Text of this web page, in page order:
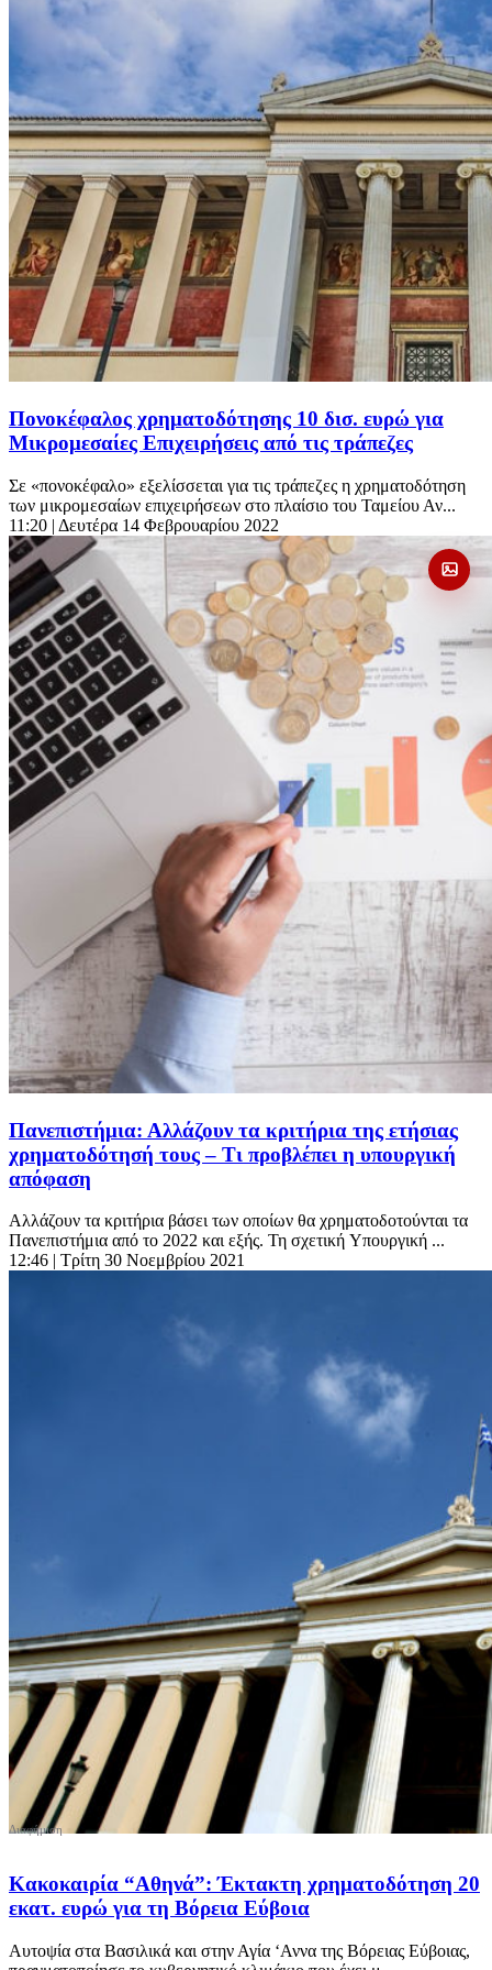
Πονοκέφαλος χρηματοδότησης 10 δισ. ευρώ για
Μικρομεσαίες Επιχειρήσεις από τις τράπεζες
Σε «πονοκέφαλο» εξελίσσεται για τις τράπεζες η χρηματοδότηση
των μικρομεσαίων επιχειρήσεων στο πλαίσιο του Ταμείου Αν...
11:20 | Δευτέρα 14 Φεβρουαρίου 2022
Πανεπιστήμια: Αλλάζουν τα κριτήρια της ετήσιας
χρηματοδότησή τους – Τι προβλέπει η υπουργική
απόφαση
Αλλάζουν τα κριτήρια βάσει των οποίων θα χρηματοδοτούνται τα
Πανεπιστήμια από το 2022 και εξής. Τη σχετική Υπουργική ...
12:46 | Τρίτη 30 Νοεμβρίου 2021
Κακοκαιρία “Αθηνά”: Έκτακτη χρηματοδότηση 20
εκατ. ευρώ για τη Βόρεια Εύβοια
Αυτοψία στα Βασιλικά και στην Αγία ‘Αννα της Βόρειας Εύβοιας,